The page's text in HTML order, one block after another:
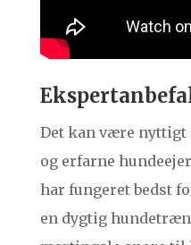
Det kan være nyttigt
og erfarne
har fungeret bedst
en dygtig